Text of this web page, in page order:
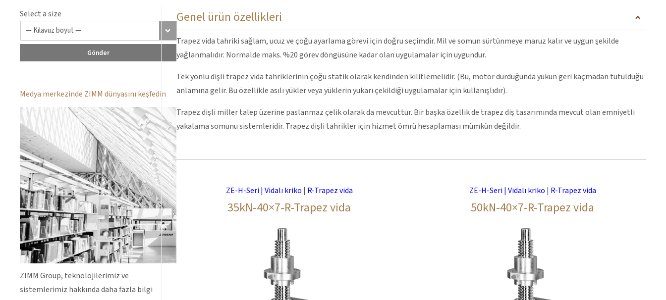
Select a size
Gönder
Medya merkezinde ZIMM dünyasını keşfedin
ZIMM Group, teknolojilerimiz ve
sistemlerimiz hakkında daha fazla bilgi
Genel ürün özellikleri
Trapez vida tahriki sağlam, ucuz ve çoğu ayarlama görevi için doğru seçimdir. Mil ve somun sürtünmeye maruz kalır ve uygun şekilde
yağlanmalıdır. Normalde maks. %20 görev döngüsüne kadar olan uygulamalar için uygundur.
Tek yönlü dişli trapez vida tahriklerinin çoğu statik olarak kendinden kilitlemelidir. (Bu, motor durduğunda yükün geri kaçmadan tutulduğu
anlamına gelir. Bu özellikle asılı yükler veya yüklerin yukarı çekildiği uygulamalar için kullanışlıdır).
Trapez dişli miller talep üzerine paslanmaz çelik olarak da mevcuttur. Bir başka özellik de trapez diş tasarımında mevcut olan emniyetli
yakalama somunu sistemleridir. Trapez dişli tahrikler için hizmet ömrü hesaplaması mümkün değildir.
ZE-H-Seri | Vidalı kriko | R-Trapez vida
35kN-40×7-R-Trapez vida
ZE-H-Seri | Vidalı kriko | R-Trapez vida
50kN-40×7-R-Trapez vida